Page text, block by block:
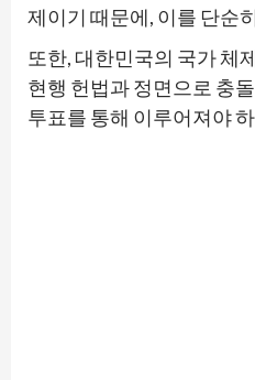
제이기 때문에, 이를 단순
또한, 대한민국의 국가 체
현행 헌법과 정면으로 충
투표를 통해 이루어져야